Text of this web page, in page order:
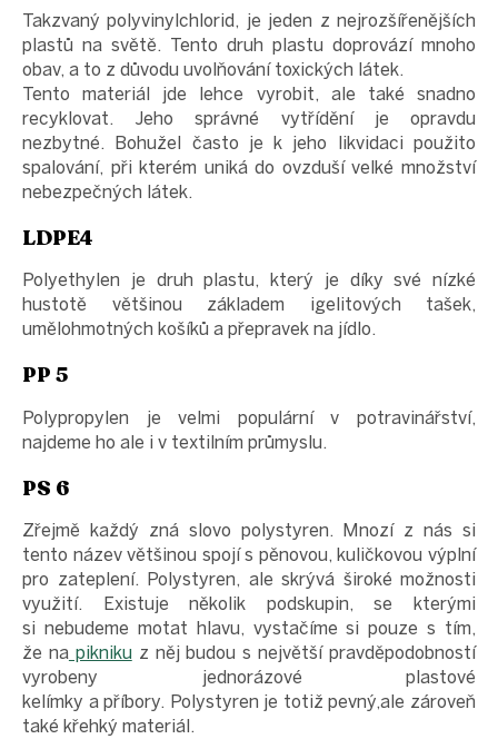
Takzvaný polyvinylchlorid, je jeden z nejrozšířenějších
plastů na světě. Tento druh plastu doprovází mnoho
obav, a to z důvodu uvolňování toxických látek.
Tento materiál jde lehce vyrobit, ale také snadno
recyklovat. Jeho správné vytřídění je opravdu
nezbytné. Bohužel často je k jeho likvidaci použito
spalování, při kterém uniká do ovzduší velké množství
nebezpečných látek.
LDPE4
Polyethylen je druh plastu, který je díky své nízké
hustotě většinou základem igelitových tašek,
umělohmotných košíků a přepravek na jídlo.
PP 5
Polypropylen je velmi populární v potravinářství,
najdeme ho ale i v textilním průmyslu.
PS 6
Zřejmě každý zná slovo polystyren. Mnozí z nás si
tento název většinou spojí s pěnovou, kuličkovou výplní
pro zateplení. Polystyren, ale skrývá široké možnosti
využití. Existuje několik podskupin, se kterými
si nebudeme motat hlavu, vystačíme si pouze s tím,
že napikniku z něj budou s největší pravděpodobností
vyrobeny jednorázové plastové
kelímky a příbory. Polystyren je totiž pevný,ale zároveň
také křehký materiál.